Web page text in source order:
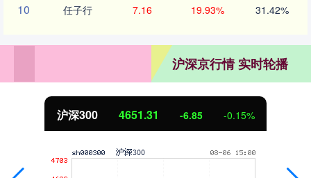
10 任子行 7.16 19.93% 31.42%
沪深京行情 实时轮播
沪深300 4651.31 -6.85 -0.15%